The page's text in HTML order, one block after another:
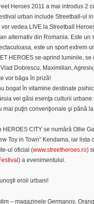
Heroes 2011 a mai introdus 2
urban include Streetball-ul
vedea LIVE la Streetball
alternativ din Romania. Este un
este un sport extrem
HEROES se-aprind luminile,
Dobrescu, Maximilian,
vor băga în priză!
bogat în vitamine destinate
vei găsi esenţa culturii
puţin convenţionale şi până
CITY se numără Ollie
Toy in Town” Kendama, iar lista
ul oficial (www.streetheroes.ro)
) a evenimentului.
eroii urbani!
– magazinele Germanos,